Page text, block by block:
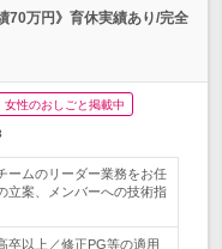
70万円》育休実績あり/完全
女性のおしごと掲載中
ームのリーダー業務をお任
立案、メンバーへの技術指
卒以上／修正PG等の適用